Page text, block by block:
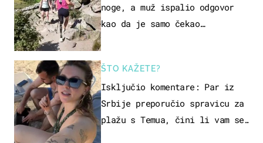
noge, a muž ispalio odgovor
kao da je samo čekao…
ŠTO KAŽETE?
Isključio komentare: Par iz
Srbije preporučio spravicu za
plažu s Temua, čini li vam se